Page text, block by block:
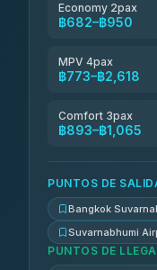
Economy 2pax
฿682–฿950
MPV 4pax
฿773–฿2,618
Comfort 3pax
฿893–฿1,065
PUNTOS DE
Bangkok
Suvarnabhumi
PUNTOS DE